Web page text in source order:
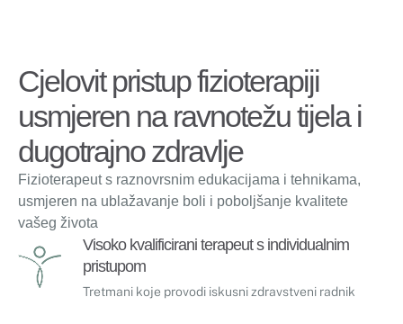
Cjelovit pristup fizioterapiji
usmjeren na ravnotežu tijela i
dugotrajno zdravlje
Fizioterapeut s raznovrsnim edukacijama i tehnikama,
usmjeren na ublažavanje boli i poboljšanje kvalitete
vašeg života
Visoko kvalificirani terapeut s individualnim
pristupom
Tretmani koje provodi iskusni zdravstveni radnik